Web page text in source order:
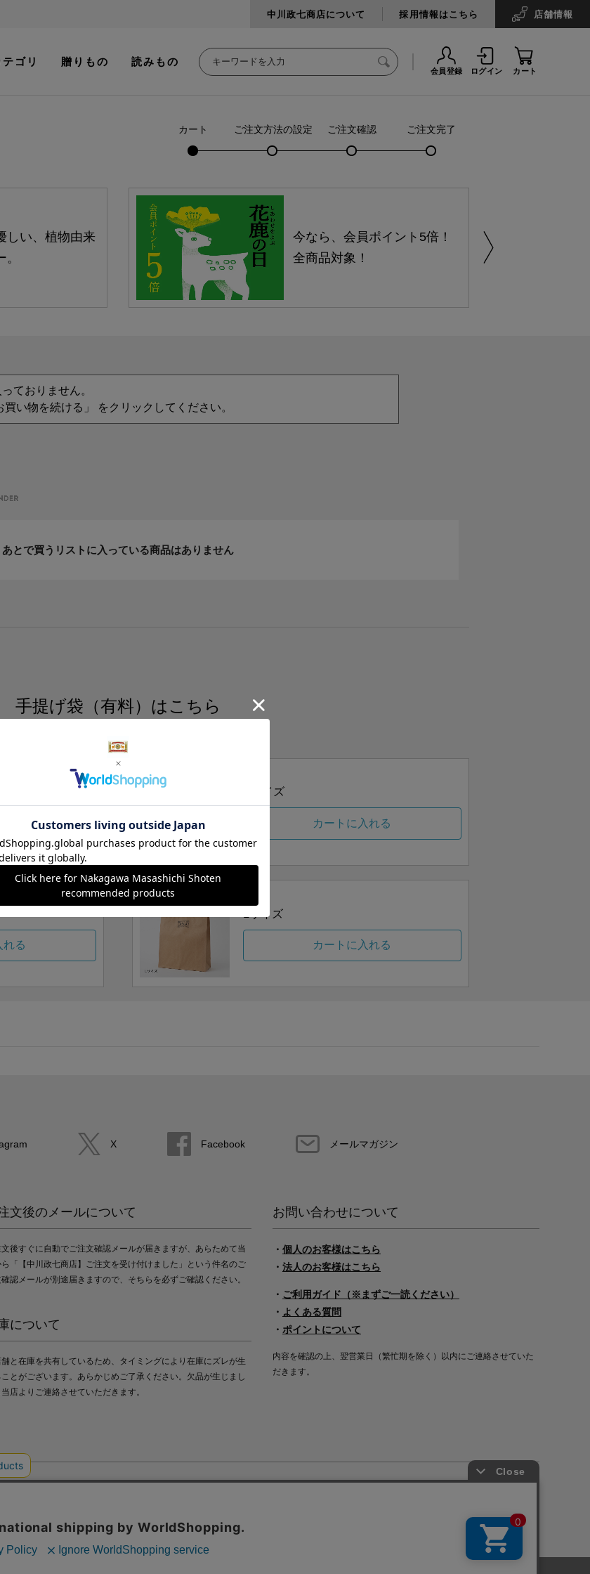
中川政七商店について 採用情報はこちら 店舗情報
ゴリ 贈りもの 読みもの
会員登録 ログイン カート
カート ご注文方法の設定 ご注文確認 ご注文完了
しい、植物由来
今なら、会員ポイント5倍！
全商品対象！
ておりません。
い物を続ける」 をクリックしてください。
あとで買うリストに入っている商品はありません
手提げ袋（有料）はこちら
S・M・Lの3つサイズをご用意しております。
お任せ
る
Sサイズ
カートに入れる
れる
Lサイズ
カートに入れる
X Facebook メールマガジン
文後のメールについて
文後すぐに自動でご注文確認メールが届きますが、あらためて当
ら「【中川政七商店】ご注文を受け付けました」という件名のご
認メールが別途届きますので、そちらを必ずご確認ください。
について
と在庫を共有しているため、タイミングにより在庫にズレが生
ことがございます。あらかじめご了承ください。欠品が生じまし
店よりご連絡させていただきます。
お問い合わせについて
・ 個人のお客様はこちら
・ 法人のお客様はこちら
・ ご利用ガイド（※まずご一読ください）
・ よくある質問
・ ポイントについて
内容を確認の上、翌営業日（繁忙期を除く）以内にご連絡させていた
だきます。